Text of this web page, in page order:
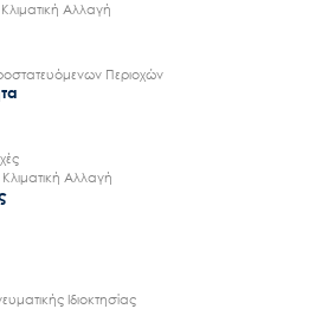
Αλλαγή
Περιοχών
Αλλαγή
Ιδιοκτησίας